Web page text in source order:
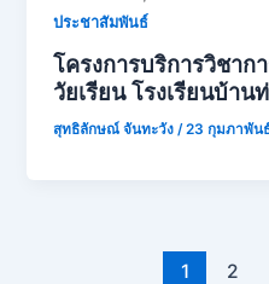
ประชาสัมพันธ์
โครงการบริการวิชาก
วัยเรียน โรงเรียนบ้าน
สุทธิลักษณ์ จันทะวัง /23 กุมภาพัน
1 2